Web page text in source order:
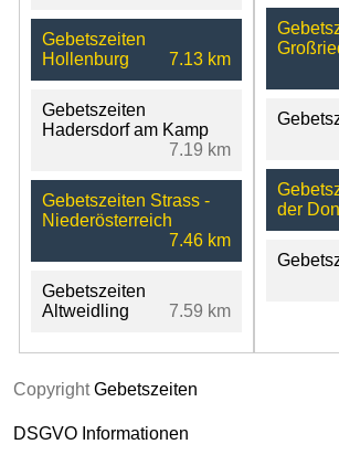
Gebetszeiten
Hollenburg
7.13 km
Gebetszeiten
Hadersdorf am Kamp
7.19 km
Gebetszeiten Strass -
Niederösterreich
7.46 km
Gebetszeiten
Altweidling
7.59 km
der
CopyrightGebetszeiten
DSGVO Informationen